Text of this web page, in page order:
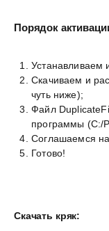
Порядок
Устанавливаем
Скачиваем и
чуть ниже);
Файл
программы (C:/
Соглашаемся
Готово!
Скачать кряк: